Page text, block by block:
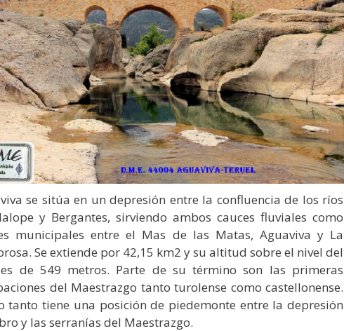
se sitúa en un depresión entre la confluencia de los ríos
y Bergantes, sirviendo ambos cauces fluviales como
municipales entre el Mas de las Matas, Aguaviva y La
Se extiende por 42,15 km2 y su altitud sobre el nivel del
de 549 metros. Parte de su término son las primeras
del Maestrazgo tanto turolense como castellonense.
tanto tiene una posición de piedemonte entre la depresión
y las serranías del Maestrazgo.